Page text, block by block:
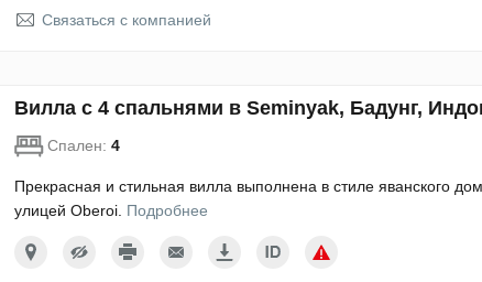
Связаться с компанией
Вилла с 4 спальнями в Seminyak, Бадунг,
Спален: 4
Прекрасная и стильная вилла выполнена в стиле яванского
улицей Oberoi. Подробнее